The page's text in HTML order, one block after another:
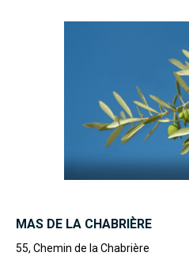
MAS DE LA CHABRIÈRE
55, Chemin de la Chabrière